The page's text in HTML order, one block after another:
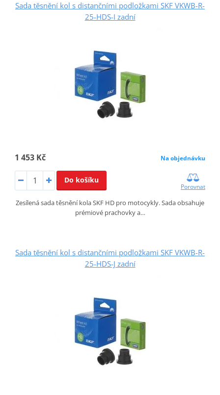
Sada těsnění kol s distančními podložkami SKF VKWB-R-
25-HDS-I zadní
1 453 Kč Na objednávku
Do košíku
Porovnat
Zesílená sada těsnění kola SKF HD pro motocykly. Sada obsahuje
prémiové prachovky a…
Sada těsnění kol s distančními podložkami SKF VKWB-R-
25-HDS-J zadní